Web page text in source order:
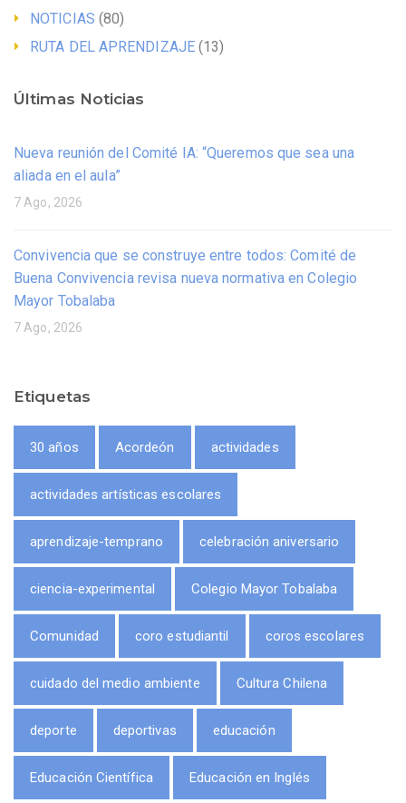
NOTICIAS (80)
RUTA DEL APRENDIZAJE (13)
Últimas Noticias
Nueva reunión del Comité IA: “Queremos que sea una
aliada en el aula”
7 Ago, 2026
Convivencia que se construye entre todos: Comité de
Buena Convivencia revisa nueva normativa en Colegio
Mayor Tobalaba
7 Ago, 2026
Etiquetas
30 años Acordeón actividades
actividades artísticas escolares
aprendizaje-temprano celebración aniversario
ciencia-experimental Colegio Mayor Tobalaba
Comunidad coro estudiantil coros escolares
cuidado del medio ambiente Cultura Chilena
deporte deportivas educación
Educación Científica Educación en Inglés